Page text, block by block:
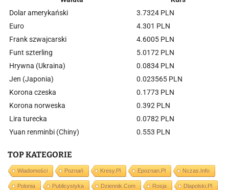
Dolar amerykański
3.7324 PLN
Euro
4.301 PLN
Frank szwajcarski
4.6005 PLN
Funt szterling
5.0172 PLN
Hrywna (Ukraina)
0.0834 PLN
Jen (Japonia)
0.023565 PLN
Korona czeska
0.1773 PLN
Korona norweska
0.392 PLN
Lira turecka
0.0782 PLN
Yuan renminbi (Chiny)
0.553 PLN
TOP KATEGORIE
Wiadomości Poznań Kresy.pl Epoznan.pl Nczas.info
Polonia Publicystyka Dziennik.com Rosja Dlapolski.pl